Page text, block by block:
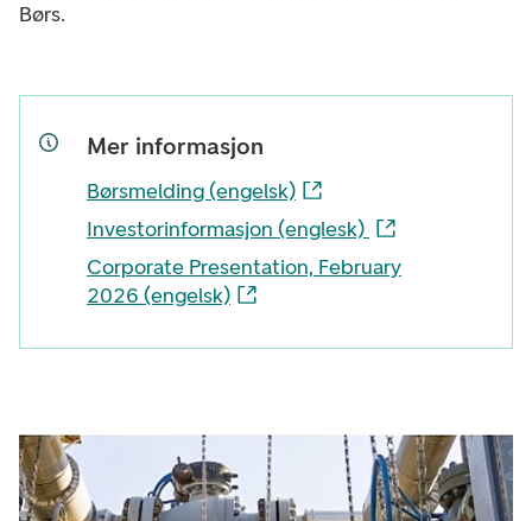
Børs.
Mer informasjon
Børsmelding (engelsk)
Investorinformasjon (englesk)
Corporate Presentation, February
2026 (engelsk)